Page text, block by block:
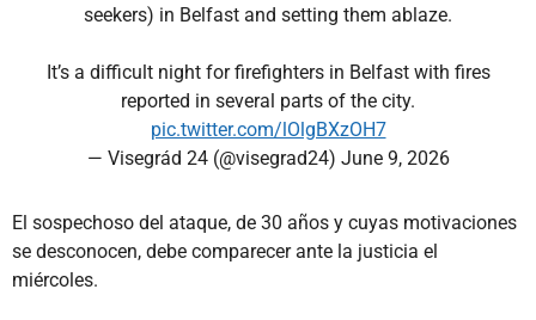
seekers) in Belfast and setting them ablaze.
It’s a difficult night for firefighters in Belfast with fires
reported in several parts of the city.
pic.twitter.com/lOlgBXzOH7
— Visegrád 24 (@visegrad24) June 9, 2026
El sospechoso del ataque, de 30 años y cuyas motivaciones
se desconocen, debe comparecer ante la justicia el
miércoles.